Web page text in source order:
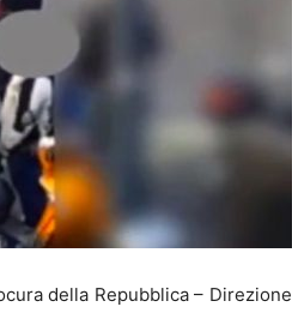
della Repubblica – Direzione